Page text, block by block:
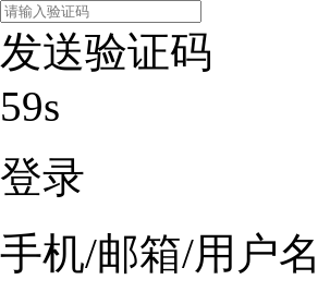
发送验证码
59s
登录
手机/邮箱/用户名